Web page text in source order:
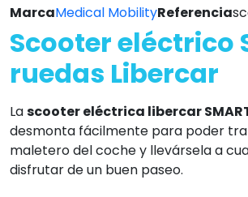
MarcaMedical MobilityReferencia
Scooter eléctrico
ruedas Libercar
Lascooter eléctrica libercar
desmonta fácilmente para poder
maletero del coche y llevársela a
disfrutar de un buen paseo.